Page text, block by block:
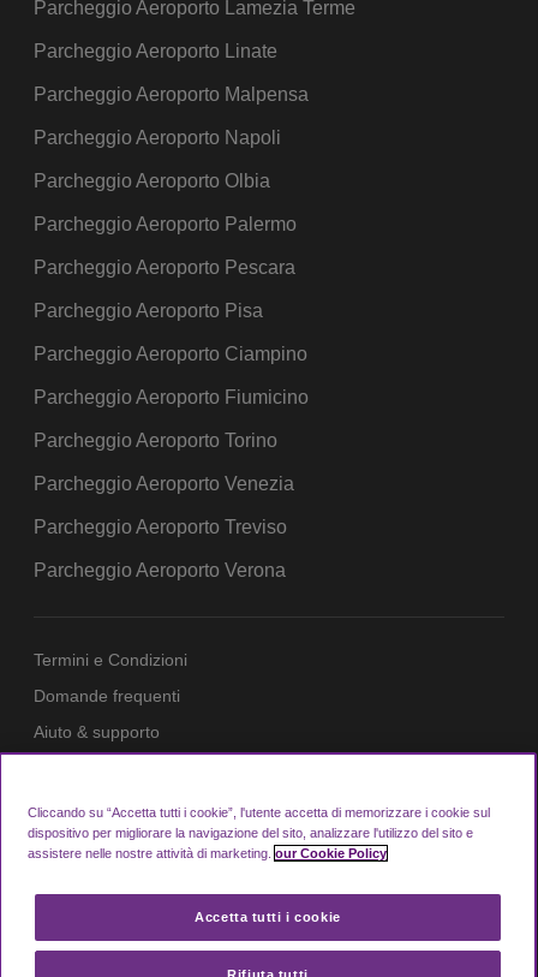
Parcheggio Aeroporto Lamezia Terme
Parcheggio Aeroporto Linate
Parcheggio Aeroporto Malpensa
Parcheggio Aeroporto Napoli
Parcheggio Aeroporto Olbia
Parcheggio Aeroporto Palermo
Parcheggio Aeroporto Pescara
Parcheggio Aeroporto Pisa
Parcheggio Aeroporto Ciampino
Parcheggio Aeroporto Fiumicino
Parcheggio Aeroporto Torino
Parcheggio Aeroporto Venezia
Parcheggio Aeroporto Treviso
Parcheggio Aeroporto Verona
Termini e Condizioni
Domande frequenti
Aiuto & supporto
Cookie Policy
Login Area Membri
Group
Cliccando su “Accetta tutti i cookie”, l'utente accetta di memorizzare i cookie sul
dispositivo per migliorare la navigazione del sito, analizzare l'utilizzo del sito e
assistere nelle nostre attività di marketing. our Cookie Policy
Accetta tutti i cookie